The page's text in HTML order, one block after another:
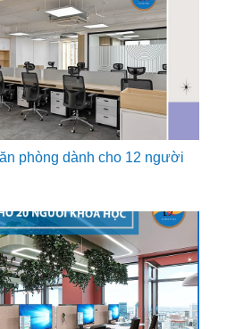
phòng dành cho 12 người